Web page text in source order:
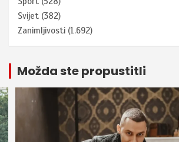
Svijet (382)
Zanimljivosti (1.692)
Možda ste propustitli